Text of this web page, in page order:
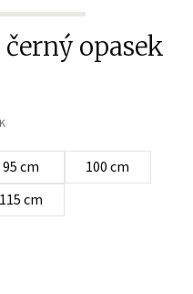
opasek
95 cm
100 cm
115 cm